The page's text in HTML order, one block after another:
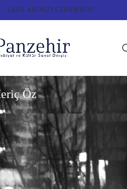
YAZILARINIZI GÖNDERİN!
Öz